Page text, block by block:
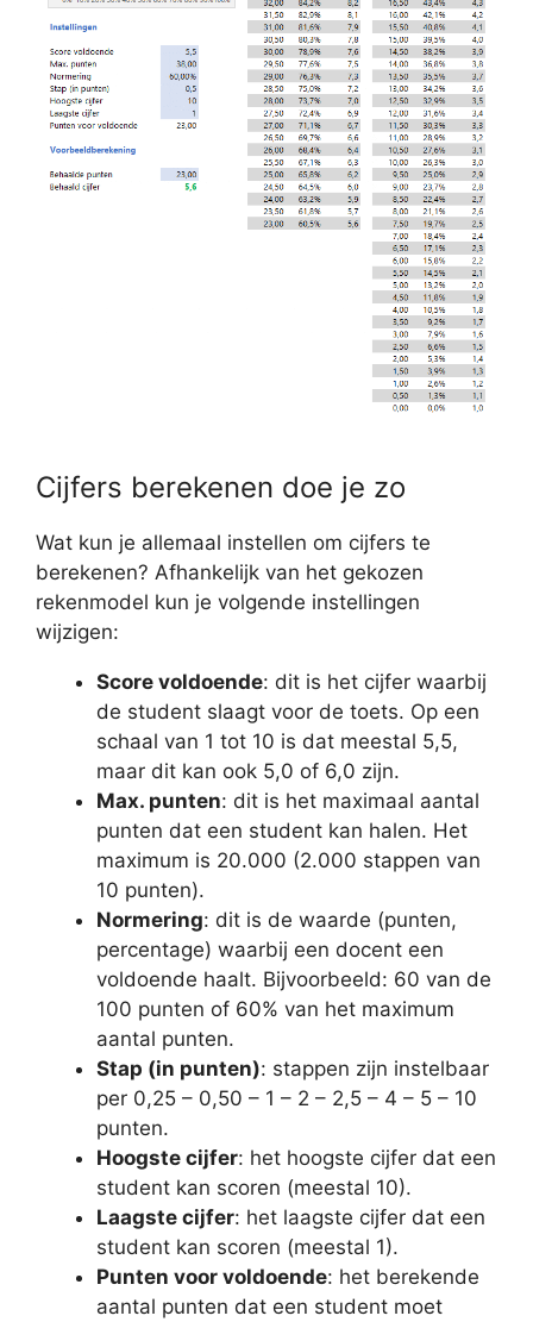
Cijfers berekenen doe je zo
Wat kun je allemaal instellen om cijfers te
berekenen? Afhankelijk van het gekozen
rekenmodel kun je volgende instellingen
wijzigen:
Score voldoende: dit is het cijfer waarbij
de student slaagt voor de toets. Op een
schaal van 1 tot 10 is dat meestal 5,5,
maar dit kan ook 5,0 of 6,0 zijn.
Max. punten: dit is het maximaal aantal
punten dat een student kan halen. Het
maximum is 20.000 (2.000 stappen van
10 punten).
Normering: dit is de waarde (punten,
percentage) waarbij een docent een
voldoende haalt. Bijvoorbeeld: 60 van de
100 punten of 60% van het maximum
aantal punten.
Stap (in punten): stappen zijn instelbaar
per 0,25 – 0,50 – 1 – 2 – 2,5 – 4 – 5 – 10
punten.
Hoogste cijfer: het hoogste cijfer dat een
student kan scoren (meestal 10).
Laagste cijfer: het laagste cijfer dat een
student kan scoren (meestal 1).
Punten voor voldoende: het berekende
aantal punten dat een student moet